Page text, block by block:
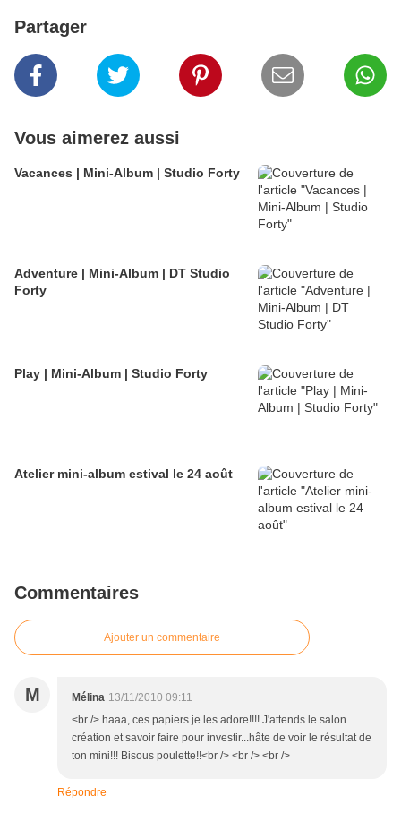
Partager
Vous aimerez aussi
Vacances | Mini-Album | Studio Forty
Adventure | Mini-Album | DT Studio
Forty
Play | Mini-Album | Studio Forty
Atelier mini-album estival le 24 août
Commentaires
Ajouter un commentaire
M Mélina 13/11/2010 09:11
<br /> haaa, ces papiers je les adore!!!! J'attends le salon
création et savoir faire pour investir...hâte de voir le résultat de
ton mini!!! Bisous poulette!!<br /> <br /> <br />
Répondre